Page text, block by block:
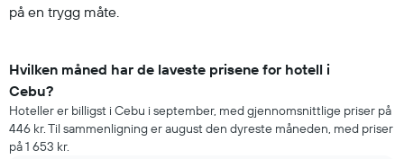
på en trygg måte.
Hvilken måned har de laveste prisene for hotell i
Cebu?
Hoteller er billigst i Cebu i september, med gjennomsnittlige priser på
446 kr. Til sammenligning er august den dyreste måneden, med priser
på 1 653 kr.